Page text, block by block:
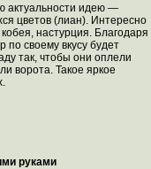
актуальности идею —
цветов (лиан). Интересно
настурция. Благодаря
своему вкусу будет
так, чтобы они оплели
ворота. Такое яркое
руками